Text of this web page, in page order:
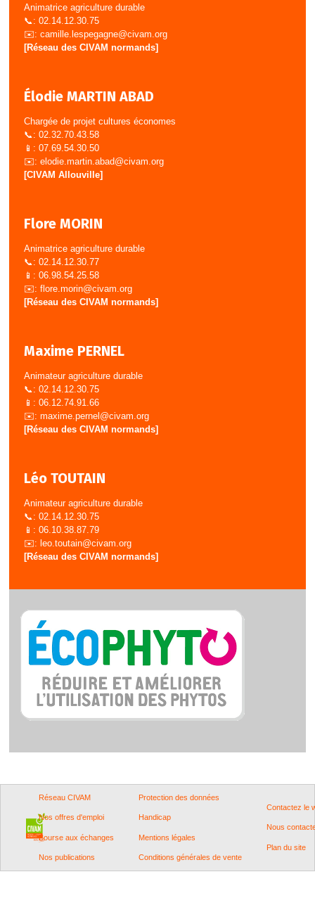
Animatrice agriculture durable
📞: 02.14.12.30.75
✉️: camille.lespegagne@civam.org
[Réseau des CIVAM normands]
Élodie MARTIN ABAD
Chargée de projet cultures économes
📞: 02.32.70.43.58
📱: 07.69.54.30.50
✉️: elodie.martin.abad@civam.org
[CIVAM Allouville]
Flore MORIN
Animatrice agriculture durable
📞: 02.14.12.30.77
📱: 06.98.54.25.58
✉️: flore.morin@civam.org
[Réseau des CIVAM normands]
Maxime PERNEL
Animateur agriculture durable
📞: 02.14.12.30.75
📱: 06.12.74.91.66
✉️: maxime.pernel@civam.org
[Réseau des CIVAM normands]
Léo TOUTAIN
Animateur agriculture durable
📞: 02.14.12.30.75
📱: 06.10.38.87.79
✉️: leo.toutain@civam.org
[Réseau des CIVAM normands]
Réseau CIVAM
Nos offres d'emploi
Bourse aux échanges
Nos publications
Protection des données
Handicap
Mentions légales
Conditions générales de vente
Contactez le
Nous
Plan du site